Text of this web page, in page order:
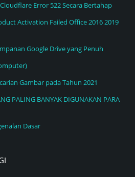
Error 522 Secara Bertahap
Activation Failed Office 2016 2019
Google Drive yang Penuh
Gambar pada Tahun 2021
PALING BANYAK DIGUNAKAN PARA
Dasar